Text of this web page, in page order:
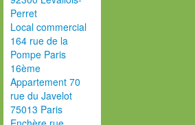
Perret
Local commercial
164 rue de la
Pompe Paris
16ème
Appartement 70
rue du Javelot
75013 Paris